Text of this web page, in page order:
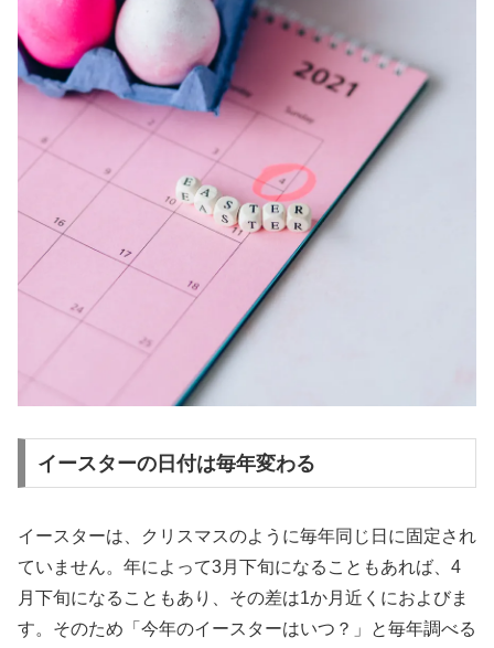
イースターの日付は毎年変わる
イースターは、クリスマスのように毎年同じ日に固定され
ていません。年によって3月下旬になることもあれば、4
月下旬になることもあり、その差は1か月近くにおよびま
す。そのため「今年のイースターはいつ？」と毎年調べる